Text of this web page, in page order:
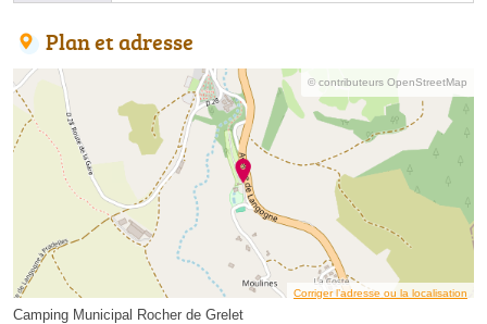
Plan et adresse
© contributeurs OpenStreetMap
Corriger l’adresse ou la localisation
Camping Municipal Rocher de Grelet